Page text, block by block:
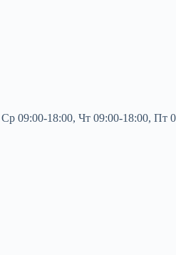
09:00-18:00, Чт 09:00-18:00, Пт